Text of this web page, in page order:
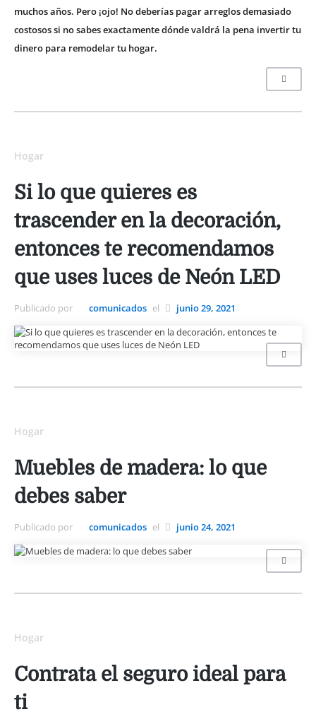
muchos años. Pero ¡ojo! No deberías pagar arreglos demasiado
costosos si no sabes exactamente dónde valdrá la pena invertir tu
dinero para remodelar tu hogar.
Hogar
Si lo que quieres es
trascender en la decoración,
entonces te recomendamos
que uses luces de Neón LED
Publicado por comunicados el junio 29, 2021
Hogar
Muebles de madera: lo que
debes saber
Publicado por comunicados el junio 24, 2021
Hogar
Contrata el seguro ideal para
ti